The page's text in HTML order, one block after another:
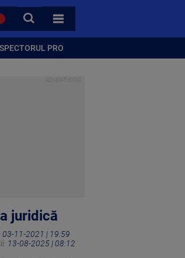
CAUTA
TOATE CATEGORIILE
PRO
juridică
03-11-2021 | 19:59
13-08-2025 | 08:12